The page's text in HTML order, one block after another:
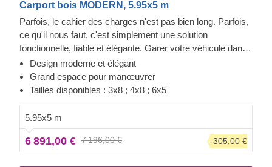
Carport bois MODERN, 5.95x5 m
Parfois, le cahier des charges n'est pas bien long. Parfois,
ce qu'il nous faut, c'est simplement une solution
fonctionnelle, fiable et élégante. Garer votre véhicule dans
cette structure peut se faire tous les jours, grâce à ce
parking couvert avec stockage. Fabriqué en bois de
conifère à croissance lente, le MODERN offre une
supplémentaires peuvent être d'une aide précieuse pour
ranger pneus de rechanges, outils ou vélos. Une offre
deux-en-un, mais assurez-vous de considérer également
notre autres tailles !
Design moderne et élégant
Grand espace pour manœuvrer
Tailles disponibles : 3x8 ; 4x8 ; 6x5
5.95x5 m
6 891,00 € 7 196,00 € -305,00 €